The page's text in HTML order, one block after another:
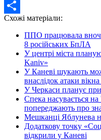
Twitter
Share
Схожі матеріали:
ППО працювала
8 російських БпЛА
У центрі міста
Kaniv»
У Каневі шукають
внаслідок атаки вікна
У Черкаси планує
Спека насувається
попереджають про
Мешканці Яблунева
Додаткову точку
відкрили у Каневі